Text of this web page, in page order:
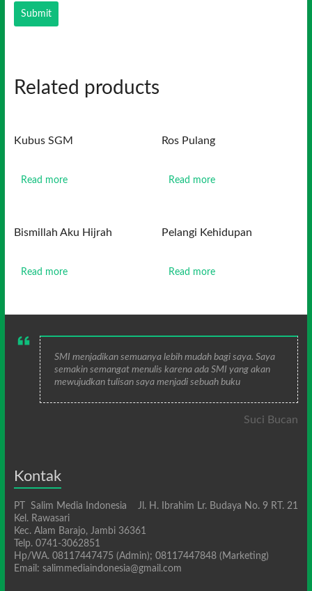
Related products
Kubus SGM
Read more
Ros Pulang
Read more
Bismillah Aku Hijrah
Read more
Pelangi Kehidupan
Read more
SMI menjadikan semuanya lebih mudah bagi saya. Saya
semakin semangat menulis karena ada SMI yang akan
mewujudkan tulisan saya menjadi sebuah buku
Suci Bucan
Kontak
PT Salim Media Indonesia Jl. H. Ibrahim Lr. Budaya No. 9 RT. 21
Kel. Rawasari
Kec. Alam Barajo, Jambi 36361
Telp. 0741-3062851
Hp/WA. 08117447475 (Admin); 08117447848 (Marketing)
Email: salimmediaindonesia@gmail.com